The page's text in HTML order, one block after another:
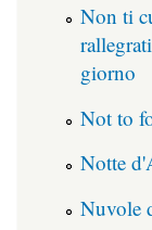
Non ti
giorno
Not to
Notte
Nuvole